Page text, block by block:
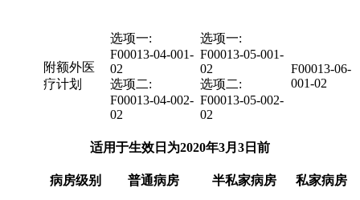
附额外医
疗计划
选项一:
F00013-04-001-
02
选项二:
F00013-04-002-
02
选项一:
F00013-05-001-
02
选项二:
F00013-05-002-
02
F00013-06-
001-02
适用于生效日为2020年3月3日前
病房级别 普通病房 半私家病房 私家病房